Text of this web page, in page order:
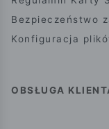
Bezpieczeństwo
Konfiguracja
OBSŁUGA